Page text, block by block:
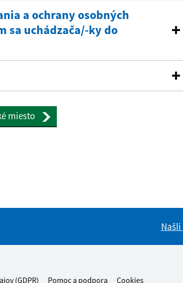
a ochrany osobných
sa uchádzača/-ky do
miesto
(GDPR) Pomoc a podpora Cookies